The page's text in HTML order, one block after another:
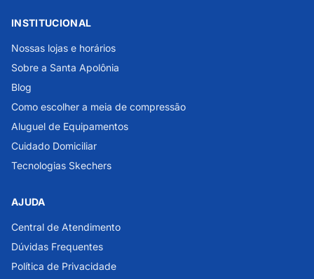
INSTITUCIONAL
Nossas lojas e horários
Sobre a Santa Apolônia
Blog
Como escolher a meia de compressão
Aluguel de Equipamentos
Cuidado Domiciliar
Tecnologias Skechers
AJUDA
Central de Atendimento
Dúvidas Frequentes
Política de Privacidade